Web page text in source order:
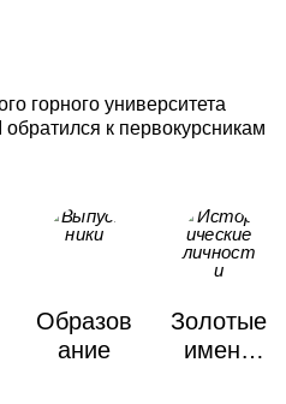
горного университета
к первокурсникам
Образов
ание
Золотые
имена